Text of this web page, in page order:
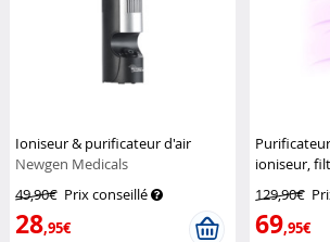
Ioniseur & purificateur d'air
Newgen Medicals
49,90€ Prix conseillé
28,95€
ioniseur,
diffuseur
Sichler
129,90€
69,95€